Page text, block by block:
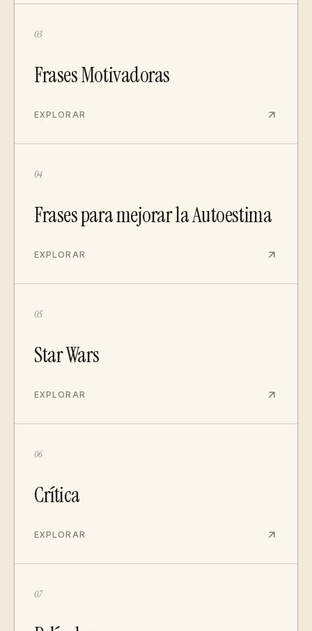
03
Frases Motivadoras
EXPLORAR
04
Frases para mejorar la Autoestima
EXPLORAR
05
Star Wars
EXPLORAR
06
Crítica
EXPLORAR
07